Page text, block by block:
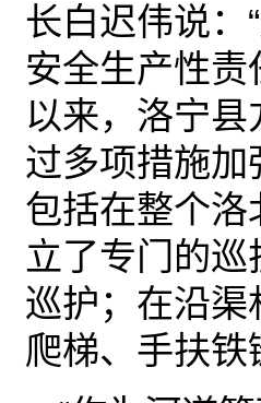
长白迟伟说：
安全生产性责
以来，洛宁
过多项措施
包括在整个
立了专门的
巡护；在沿
爬梯、手扶